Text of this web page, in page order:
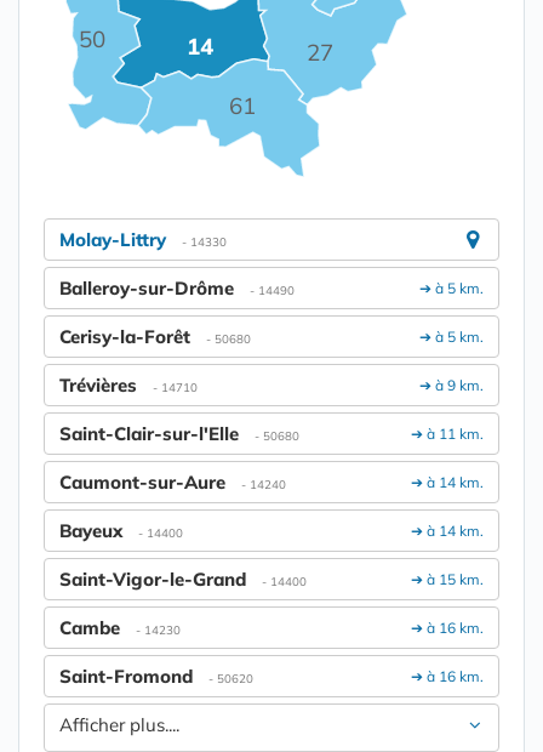
14 27
50
61
Molay-Littry - 14330
➔ à 5 km.
Balleroy-sur-Drôme - 14490
➔ à 5 km.
Cerisy-la-Forêt - 50680
➔ à 9 km.
Trévières - 14710
➔ à 11 km.
Saint-Clair-sur-l'Elle - 50680
➔ à 14 km.
Caumont-sur-Aure - 14240
➔ à 14 km.
Bayeux - 14400
➔ à 15 km.
Saint-Vigor-le-Grand - 14400
➔ à 16 km.
Cambe - 14230
➔ à 16 km.
Saint-Fromond - 50620
Afficher plus....